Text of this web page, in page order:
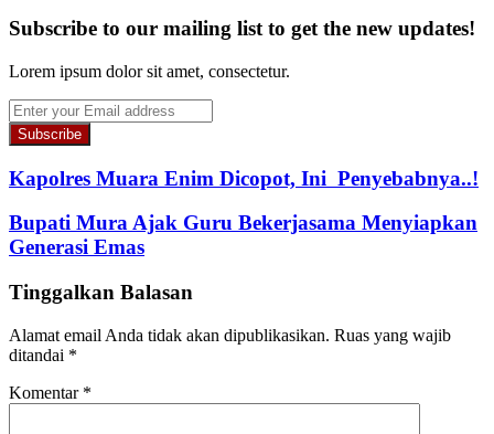
Subscribe to our mailing list to get the new updates!
Lorem ipsum dolor sit amet, consectetur.
Enter
your
Email
address
Kapolres Muara Enim Dicopot, Ini Penyebabnya..!
Bupati Mura Ajak Guru Bekerjasama Menyiapkan
Generasi Emas
Tinggalkan Balasan
Alamat email Anda tidak akan dipublikasikan. Ruas yang wajib
ditandai *
Komentar *